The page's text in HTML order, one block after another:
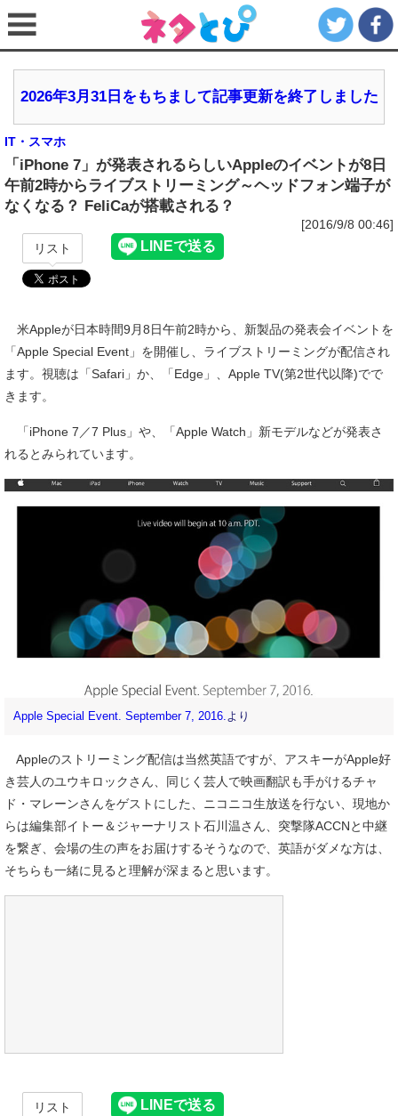
2026年3月31日をもちまして記事更新を終了しました
IT・スマホ
「iPhone 7」が発表されるらしいAppleのイベントが8日
午前2時からライブストリーミング～ヘッドフォン端子が
なくなる？ FeliCaが搭載される？
[2016/9/8 00:46]
リスト
米Appleが日本時間9月8日午前2時から、新製品の発表会イベントを
「Apple Special Event」を開催し、ライブストリーミングが配信され
ます。視聴は「Safari」か、「Edge」、Apple TV(第2世代以降)でで
きます。
「iPhone 7／7 Plus」や、「Apple Watch」新モデルなどが発表さ
れるとみられています。
Apple Special Event. September 7, 2016.より
Appleのストリーミング配信は当然英語ですが、アスキーがApple好
き芸人のユウキロックさん、同じく芸人で映画翻訳も手がけるチャ
ド・マレーンさんをゲストにした、ニコニコ生放送を行ない、現地か
らは編集部イトー＆ジャーナリスト石川温さん、突撃隊ACCNと中継
を繋ぎ、会場の生の声をお届けするそうなので、英語がダメな方は、
そちらも一緒に見ると理解が深まると思います。
リスト